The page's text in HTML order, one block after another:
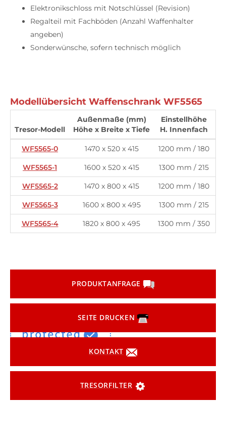
Elektronikschloss mit Notschlüssel (Revision)
Regalteil mit Fachböden (Anzahl Waffenhalter
angeben)
Sonderwünsche, sofern technisch möglich
Modellübersicht Waffenschrank WF5565
Tresor-Modell
Außenmaße (mm)
Höhe x Breite x Tiefe
Einstellhöhe
H. Innenfach
WF5565-0 1470 x 520 x 415 1200 mm / 180
WF5565-1 1600 x 520 x 415 1300 mm / 215
WF5565-2 1470 x 800 x 415 1200 mm / 180
WF5565-3 1600 x 800 x 495 1300 mm / 215
WF5565-4 1820 x 800 x 495 1300 mm / 350
PRODUKTANFRAGE
SEITE DRUCKEN
KONTAKT
TRESORFILTER